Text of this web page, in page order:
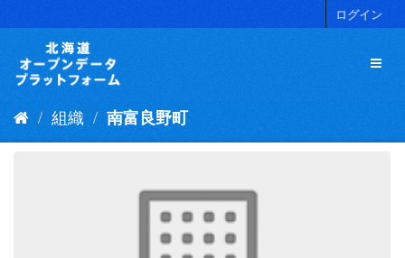
キ
ログイン
組織 南富良野町